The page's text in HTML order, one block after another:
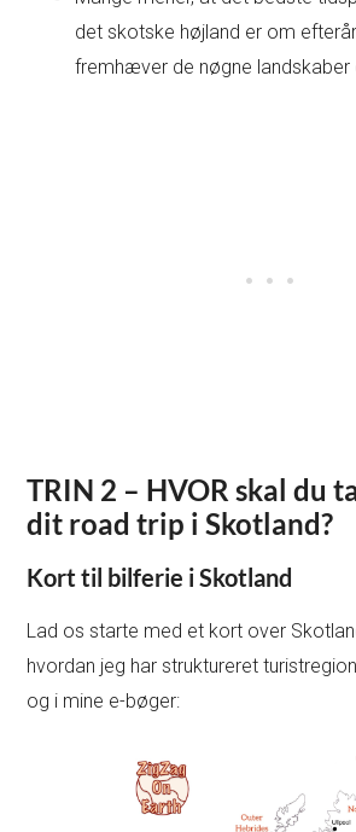
det skotske højland er om
fremhæver de nøgne landskaber
TRIN 2 – HVOR skal du
dit road trip i Skotland?
Kort til bilferie i Skotland
Lad os starte med et kort over
hvordan jeg har struktureret
og i mine e-bøger: